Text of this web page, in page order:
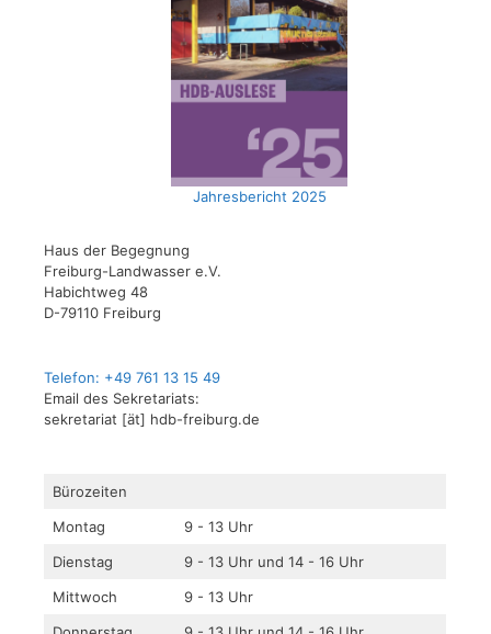
Jahresbericht 2025
Haus der Begegnung
Freiburg-Landwasser e.V.
Habichtweg 48
D-79110 Freiburg
Telefon: +49 761 13 15 49
Email des Sekretariats:
sekretariat [ät] hdb-freiburg.de
Bürozeiten
Montag
9 - 13 Uhr
Dienstag
9 - 13 Uhr und 14 - 16 Uhr
Mittwoch
9 - 13 Uhr